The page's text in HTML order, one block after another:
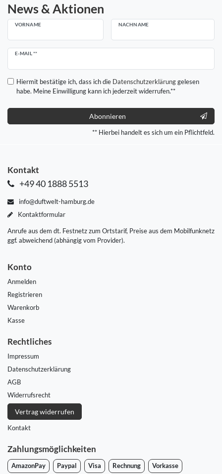
News & Aktionen
VORNAME NACHNAME
E-MAIL **
Newsletter
Hiermit bestätige ich, dass ich die Daten­schutz­erklärunggelesen
habe. Meine Einwilligung kann ich jederzeit widerrufen.**
Abonnieren
** Hierbei handelt es sich um ein Pflichtfeld.
Kontakt
+49 40 1888 5513
info@duftwelt-hamburg.de
Kontaktformular
Anrufe aus dem dt. Festnetz zum Ortstarif, Preise aus dem Mobilfunknetz
ggf. abweichend (abhängig vom Provider).
Konto
Anmelden
Registrieren
Warenkorb
Kasse
Rechtliches
Impressum
Daten­schutz­erklärung
AGB
Widerrufs­recht
Vertrag widerrufen
Kontakt
Zahlungsmöglichkeiten
AmazonPay Paypal Visa Rechnung Vorkasse